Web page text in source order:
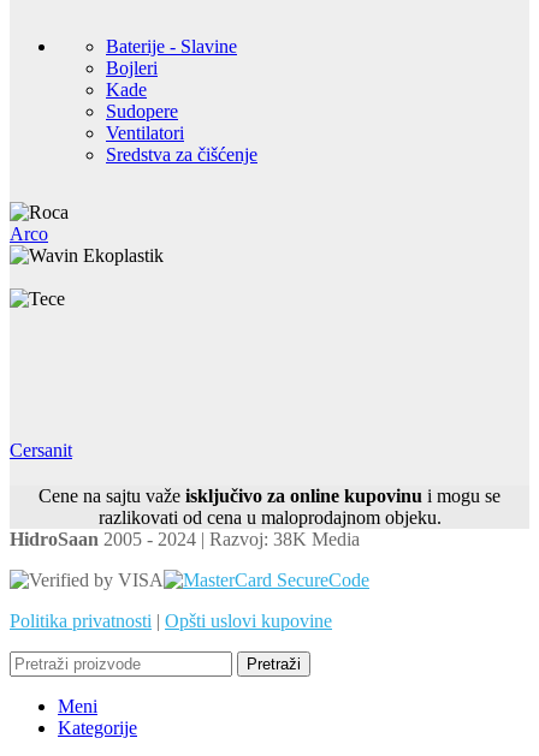
Baterije - Slavine
Bojleri
Kade
Sudopere
Ventilatori
Sredstva za čišćenje
Arco
Cersanit
Cene na sajtu važe isključivo za online kupovinu i mogu se
razlikovati od cena u maloprodajnom objeku.
HidroSaan 2005 - 2024 | Razvoj: 38K Media
Politika privatnosti | Opšti uslovi kupovine
Pretraži
Meni
Kategorije